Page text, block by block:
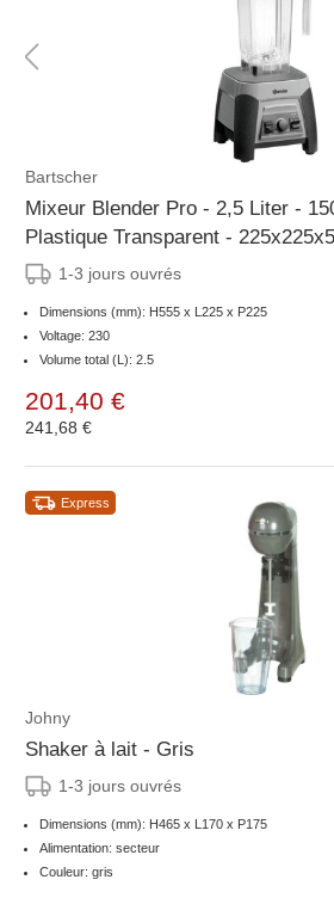
Bartscher
Mixeur Blender Pro - 2,5 Liter -
Plastique Transparent -
1-3 jours ouvrés
Dimensions (mm): H555 x L225 x P225
Voltage: 230
Volume total (L): 2.5
201,40 €
241,68 €
Express
Johny
Shaker à lait - Gris
1-3 jours ouvrés
Dimensions (mm): H465 x L170 x P175
Alimentation: secteur
Couleur: gris